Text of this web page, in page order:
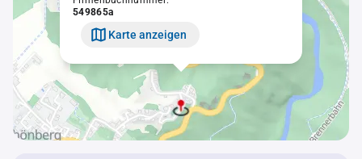
549865a
Karte anzeigen